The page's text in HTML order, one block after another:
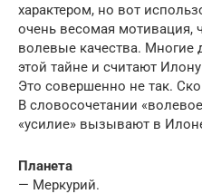
характером, но вот
очень весомая мотивация,
волевые качества. Многие
этой тайне и считают
Это совершенно не так.
В словосочетании
«усилие» вызывают в
Планета
— Меркурий.